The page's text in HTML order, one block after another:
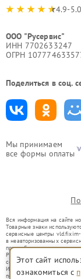
Мы принимаем
все формы оплаты
4.9-5.0
ООО "Русервис"
ИНН 7702633247
ОГРН
Поделиться в соц.
Вся информация на сайте
Товарные знаки
сервисные центры vld.fixim-
в неавторизованных
правообладателями
Ремонт осуществляется для
со статьей 1487 ГК РФ.
Использование товарных
потребителей в
Этот сайт
ознакомиться с